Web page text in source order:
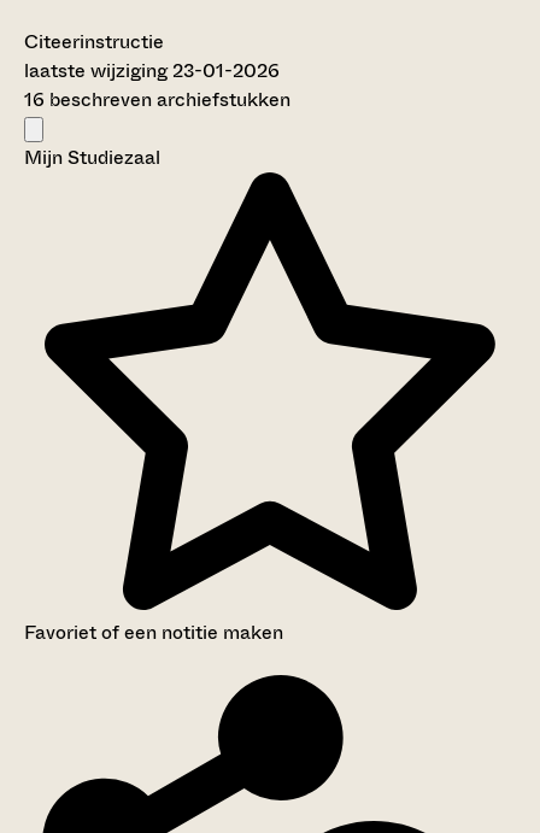
Citeerinstructie
laatste wijziging 23-01-2026
16 beschreven archiefstukken
Mijn Studiezaal
Favoriet of een notitie maken